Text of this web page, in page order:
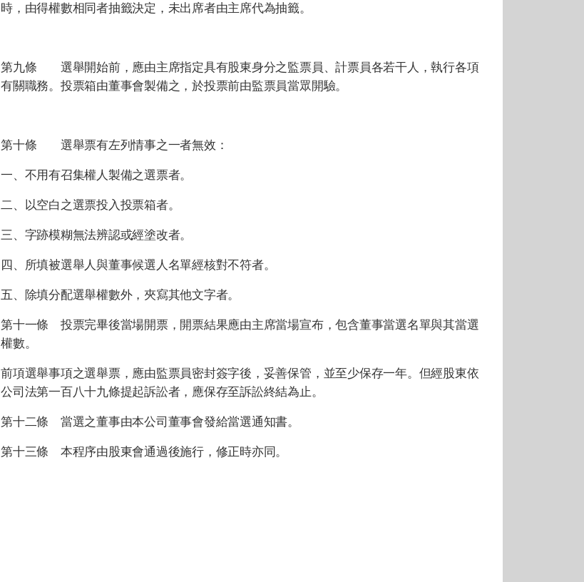
時，由得權數相同者抽籤決定，未出席者由主席代為抽籤。
第九條 選舉開始前，應由主席指定具有股東身分之監票員、計票員各若干人，執行各項
有關職務。投票箱由董事會製備之，於投票前由監票員當眾開驗。
第十條 選舉票有左列情事之一者無效：
一、不用有召集權人製備之選票者。
二、以空白之選票投入投票箱者。
三、字跡模糊無法辨認或經塗改者。
四、所填被選舉人與董事候選人名單經核對不符者。
五、除填分配選舉權數外，夾寫其他文字者。
第十一條 投票完畢後當場開票，開票結果應由主席當場宣布，包含董事當選名單與其當選
權數。
前項選舉事項之選舉票，應由監票員密封簽字後，妥善保管，並至少保存一年。但經股東依
公司法第一百八十九條提起訴訟者，應保存至訴訟終結為止。
第十二條 當選之董事由本公司董事會發給當選通知書。
第十三條 本程序由股東會通過後施行，修正時亦同。